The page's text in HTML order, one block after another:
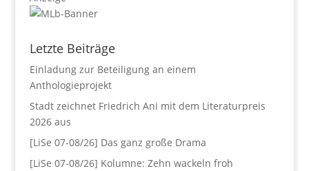
Letzte Beiträge
Einladung zur Beteiligung an einem
Anthologieprojekt
Stadt zeichnet Friedrich Ani mit dem Literaturpreis
2026 aus
[LiSe 07-08/26] Das ganz große Drama
[LiSe 07-08/26] Kolumne: Zehn wackeln froh